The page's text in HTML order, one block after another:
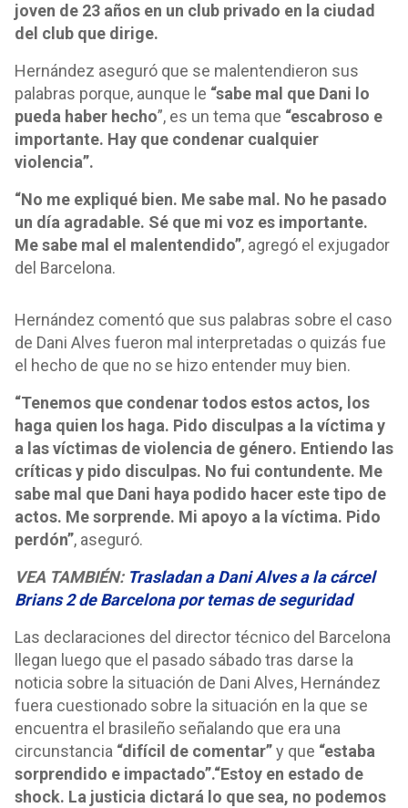
joven de 23 años en un club privado en la ciudad
del club que dirige.
Hernández aseguró que se malentendieron sus
palabras porque, aunque le “sabe mal que Dani lo
pueda haber hecho”, es un tema que “escabroso e
importante. Hay que condenar cualquier
violencia”.
“No me expliqué bien. Me sabe mal. No he pasado
un día agradable. Sé que mi voz es importante.
Me sabe mal el malentendido”, agregó el exjugador
del Barcelona.
Hernández comentó que sus palabras sobre el caso
de Dani Alves fueron mal interpretadas o quizás fue
el hecho de que no se hizo entender muy bien.
“Tenemos que condenar todos estos actos, los
haga quien los haga. Pido disculpas a la víctima y
a las víctimas de violencia de género. Entiendo las
críticas y pido disculpas. No fui contundente. Me
sabe mal que Dani haya podido hacer este tipo de
actos. Me sorprende. Mi apoyo a la víctima. Pido
perdón”, aseguró.
VEA TAMBIÉN: Trasladan a Dani Alves a la cárcel
Brians 2 de Barcelona por temas de seguridad
Las declaraciones del director técnico del Barcelona
llegan luego que el pasado sábado tras darse la
noticia sobre la situación de Dani Alves, Hernández
fuera cuestionado sobre la situación en la que se
encuentra el brasileño señalando que era una
circunstancia “difícil de comentar”y que “estaba
sorprendido e impactado”.“Estoy en estado de
shock. La justicia dictará lo que sea, no podemos